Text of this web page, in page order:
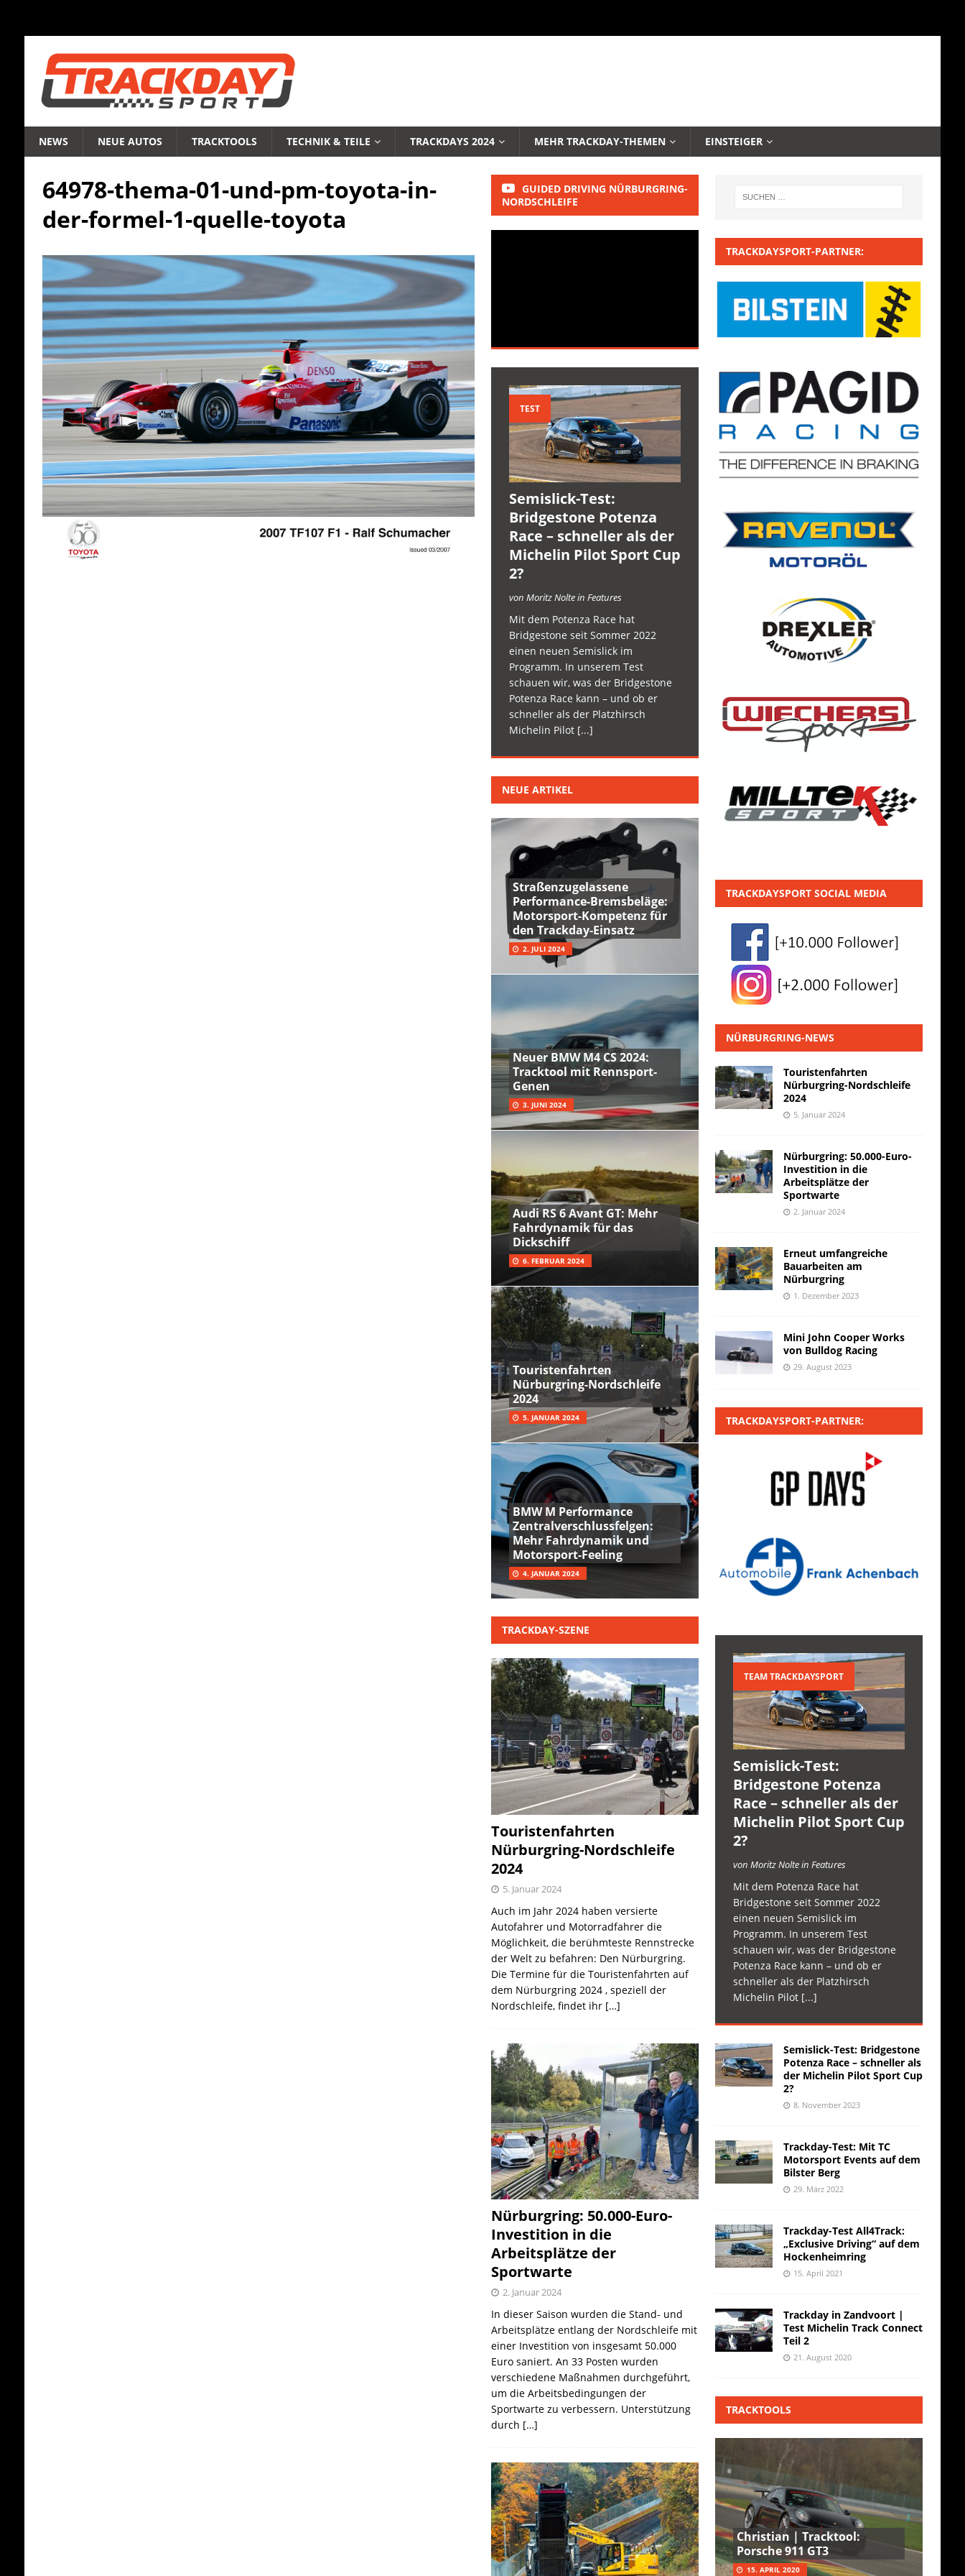
NEWS NEUE AUTOS TRACKTOOLS TECHNIK & TEILE TRACKDAYS 2024 MEHR TRACKDAY-THEMEN EINSTEIGER
64978-thema-01-und-pm-toyota-in-
der-formel-1-quelle-toyota
GUIDED DRIVING NÜRBURGRING-
NORDSCHLEIFE
TEST
Semislick-Test:
Bridgestone Potenza
Race – schneller als der
Michelin Pilot Sport Cup
2?
von Moritz Nolte in Features
Mit dem Potenza Race hat
Bridgestone seit Sommer 2022
einen neuen Semislick im
Programm. In unserem Test
schauen wir, was der Bridgestone
Potenza Race kann – und ob er
schneller als der Platzhirsch
Michelin Pilot [...]
NEUE ARTIKEL
Straßenzugelassene
Performance-Bremsbeläge:
Motorsport-Kompetenz für
den Trackday-Einsatz
2. JULI 2024
Neuer BMW M4 CS 2024:
Tracktool mit Rennsport-
Genen
3. JUNI 2024
Audi RS 6 Avant GT: Mehr
Fahrdynamik für das
Dickschiff
6. FEBRUAR 2024
Touristenfahrten
Nürburgring-Nordschleife
2024
5. JANUAR 2024
BMW M Performance
Zentralverschlussfelgen:
Mehr Fahrdynamik und
Motorsport-Feeling
4. JANUAR 2024
TRACKDAY-SZENE
Touristenfahrten
Nürburgring-Nordschleife
2024
5. Januar 2024
Auch im Jahr 2024 haben versierte
Autofahrer und Motorradfahrer die
Möglichkeit, die berühmteste Rennstrecke
der Welt zu befahren: Den Nürburgring.
Die Termine für die Touristenfahrten auf
dem Nürburgring 2024 , speziell der
Nordschleife, findet ihr […]
Nürburgring: 50.000-Euro-
Investition in die
Arbeitsplätze der
Sportwarte
2. Januar 2024
In dieser Saison wurden die Stand- und
Arbeitsplätze entlang der Nordschleife mit
einer Investition von insgesamt 50.000
Euro saniert. An 33 Posten wurden
verschiedene Maßnahmen durchgeführt,
um die Arbeitsbedingungen der
Sportwarte zu verbessern. Unterstützung
durch […]
TRACKDAYSPORT-PARTNER:
TRACKDAYSPORT SOCIAL MEDIA
NÜRBURGRING-NEWS
Touristenfahrten
Nürburgring-Nordschleife
2024
5. Januar 2024
Nürburgring: 50.000-Euro-
Investition in die
Arbeitsplätze der
Sportwarte
2. Januar 2024
Erneut umfangreiche
Bauarbeiten am
Nürburgring
1. Dezember 2023
Mini John Cooper Works
von Bulldog Racing
29. August 2023
TRACKDAYSPORT-PARTNER:
TEAM TRACKDAYSPORT
Semislick-Test:
Bridgestone Potenza
Race – schneller als der
Michelin Pilot Sport Cup
2?
von Moritz Nolte in Features
Mit dem Potenza Race hat
Bridgestone seit Sommer 2022
einen neuen Semislick im
Programm. In unserem Test
schauen wir, was der Bridgestone
Potenza Race kann – und ob er
schneller als der Platzhirsch
Michelin Pilot [...]
Semislick-Test: Bridgestone
Potenza Race – schneller als
der Michelin Pilot Sport Cup
2?
8. November 2023
Trackday-Test: Mit TC
Motorsport Events auf dem
Bilster Berg
29. März 2022
Trackday-Test All4Track:
„Exclusive Driving“ auf dem
Hockenheimring
15. April 2021
Trackday in Zandvoort |
Test Michelin Track Connect
Teil 2
21. August 2020
TRACKTOOLS
Christian | Tracktool:
Porsche 911 GT3
15. APRIL 2020